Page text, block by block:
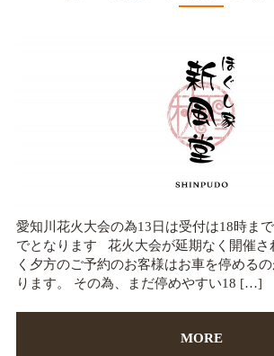
愛知川花火大会の為13日は受付は18時ま
でとなります 花火大会が延期なく開催さ
く夕方のご予約のお客様はお車を停める
ります。 その為、まだ停めやすい18 […]
MORE